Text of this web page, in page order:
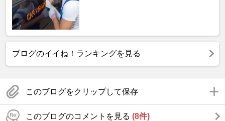
ブログのイイね！ランキングを見る
このブログをクリップして保存
このブログのコメントを見る (8件)